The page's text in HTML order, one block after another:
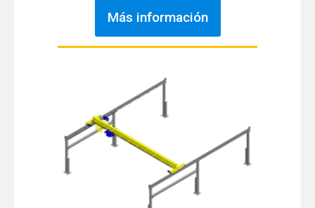
Más información